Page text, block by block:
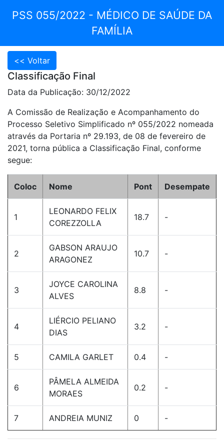
PSS 055/2022 - MÉDICO DE SAÚDE DA
FAMÍLIA
Classificação Final
Data da Publicação: 30/12/2022
A Comissão de Realização e Acompanhamento do
Processo Seletivo Simplificado nº 055/2022 nomeada
através da Portaria nº 29.193, de 08 de fevereiro de
2021, torna pública a Classificação Final, conforme
segue:
Coloc Nome Pont Desempate
1
LEONARDO FELIX
COREZZOLLA
18.7 -
2
GABSON ARAUJO
ARAGONEZ
10.7 -
3
JOYCE CAROLINA
ALVES
8.8 -
4
LIÉRCIO PELIANO
DIAS
3.2 -
5 CAMILA GARLET 0.4 -
6
PÂMELA ALMEIDA
MORAES
0.2 -
7 ANDREIA MUNIZ 0 -